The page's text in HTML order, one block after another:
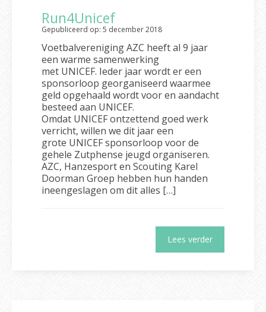
Run4Unicef
Gepubliceerd op: 5 december 2018
Voetbalvereniging AZC heeft al 9 jaar
een warme samenwerking
met UNICEF. Ieder jaar wordt er een
sponsorloop georganiseerd waarmee
geld opgehaald wordt voor en aandacht
besteed aan UNICEF.
Omdat UNICEF ontzettend goed werk
verricht, willen we dit jaar een
grote UNICEF sponsorloop voor de
gehele Zutphense jeugd organiseren.
AZC, Hanzesport en Scouting Karel
Doorman Groep hebben hun handen
ineengeslagen om dit alles […]
Lees verder